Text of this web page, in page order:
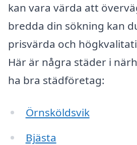
kan vara värda att
bredda din sökning kan
prisvärda och
Här är några städer i
ha bra städföretag:
Örnsköldsvik
Bjästa